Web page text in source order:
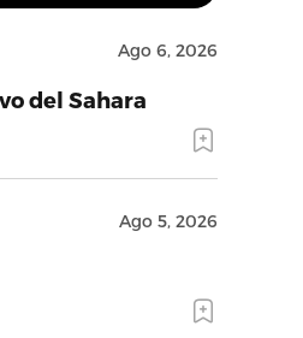
Ago 6, 2026
del Sahara
Ago 5, 2026